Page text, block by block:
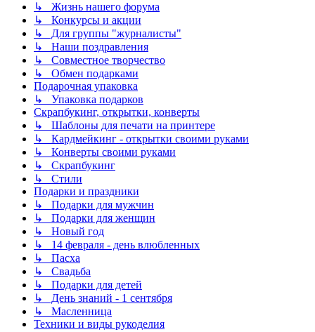
↳ Жизнь нашего форума
↳ Конкурсы и акции
↳ Для группы "журналисты"
↳ Наши поздравления
↳ Совместное творчество
↳ Обмен подарками
Подарочная упаковка
↳ Упаковка подарков
Скрапбукинг, открытки, конверты
↳ Шаблоны для печати на принтере
↳ Кардмейкинг - открытки своими руками
↳ Конверты своими руками
↳ Скрапбукинг
↳ Стили
Подарки и праздники
↳ Подарки для мужчин
↳ Подарки для женщин
↳ Новый год
↳ 14 февраля - день влюбленных
↳ Пасха
↳ Свадьба
↳ Подарки для детей
↳ День знаний - 1 сентября
↳ Масленница
Техники и виды рукоделия